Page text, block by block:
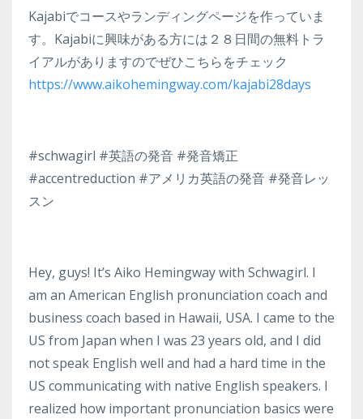
Kajabiでコースやランディングページを作っていま
す。Kajabiに興味がある方には２８日間の無料トラ
イアルがありますのでぜひこちらをチェック
https://www.aikohemingway.com/kajabi28days
#schwagirl #英語の発音 #発音矯正
#accentreduction #アメリカ英語の発音 #発音レッ
スン
Hey, guys! It’s Aiko Hemingway with Schwagirl. I
am an American English pronunciation coach and
business coach based in Hawaii, USA. I came to the
US from Japan when I was 23 years old, and I did
not speak English well and had a hard time in the
US communicating with native English speakers. I
realized how important pronunciation basics were